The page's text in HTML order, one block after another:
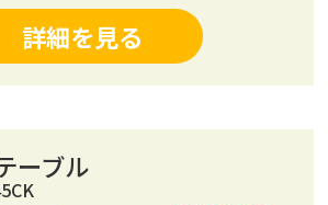
詳細を見る
ーブル